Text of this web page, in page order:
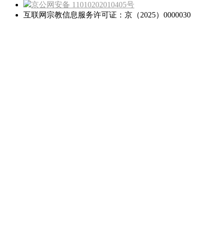
京公网安备 11010202010405号
互联网宗教信息服务许可证：京（2025）0000030